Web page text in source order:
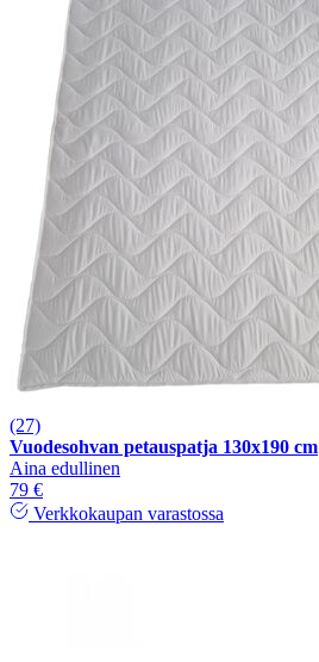
(27)
Vuodesohvan petauspatja 130x190 cm
Aina edullinen
79 €
Verkkokaupan varastossa